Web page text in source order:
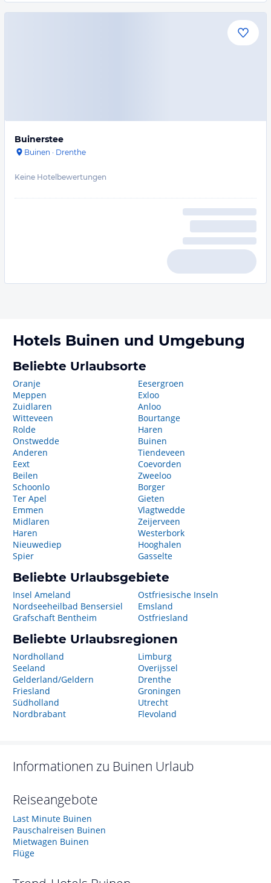
Buinerstee
Buinen · Drenthe
Keine Hotelbewertungen
Hotels Buinen und Umgebung
Beliebte Urlaubsorte
Oranje
Meppen
Zuidlaren
Witteveen
Rolde
Onstwedde
Anderen
Eext
Beilen
Schoonlo
Ter Apel
Emmen
Midlaren
Haren
Nieuwediep
Spier
Eesergroen
Exloo
Anloo
Bourtange
Haren
Buinen
Tiendeveen
Coevorden
Zweeloo
Borger
Gieten
Vlagtwedde
Zeijerveen
Westerbork
Hooghalen
Gasselte
Beliebte Urlaubsgebiete
Insel Ameland
Nordseeheilbad Bensersiel
Grafschaft Bentheim
Ostfriesische Inseln
Emsland
Ostfriesland
Beliebte Urlaubsregionen
Nordholland
Seeland
Gelderland/Geldern
Friesland
Südholland
Nordbrabant
Limburg
Overijssel
Drenthe
Groningen
Utrecht
Flevoland
Informationen zu Buinen Urlaub
Reiseangebote
Last Minute Buinen
Pauschalreisen Buinen
Mietwagen Buinen
Flüge